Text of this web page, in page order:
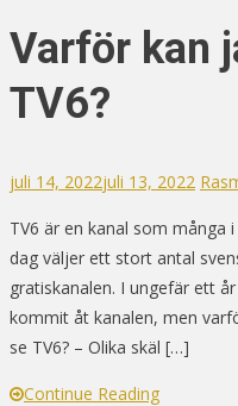
Varför kan
TV6?
juli 14, 2022juli 13, 2022
TV6 är en kanal som många
dag väljer ett stort antal
gratiskanalen. I ungefär ett
kommit åt kanalen, men
se TV6? – Olika skäl […]
Continue Reading